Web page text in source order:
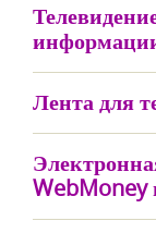
Лента для
WebMoney